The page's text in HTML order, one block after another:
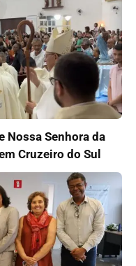
Nossa Senhora da
Cruzeiro do Sul